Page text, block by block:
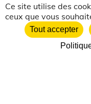
Ce site utilise des
ceux que vous
Tout accepter
NOS PARTENAIRES